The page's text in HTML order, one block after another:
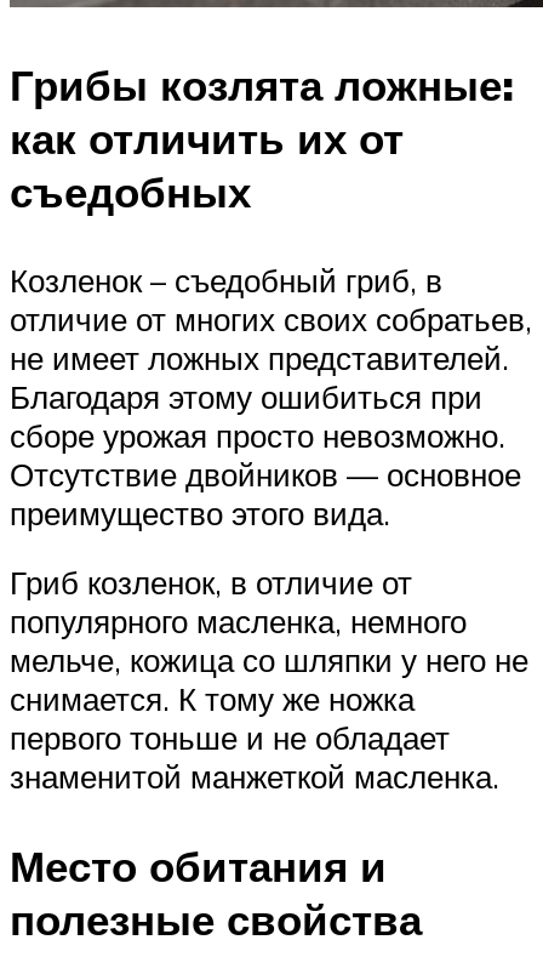
Грибы козлята ложные:
как отличить их от
съедобных
Козленок – съедобный гриб, в
отличие от многих своих собратьев,
не имеет ложных представителей.
Благодаря этому ошибиться при
сборе урожая просто невозможно.
Отсутствие двойников — основное
преимущество этого вида.
Гриб козленок, в отличие от
популярного масленка, немного
мельче, кожица со шляпки у него не
снимается. К тому же ножка
первого тоньше и не обладает
знаменитой манжеткой масленка.
Место обитания и
полезные свойства